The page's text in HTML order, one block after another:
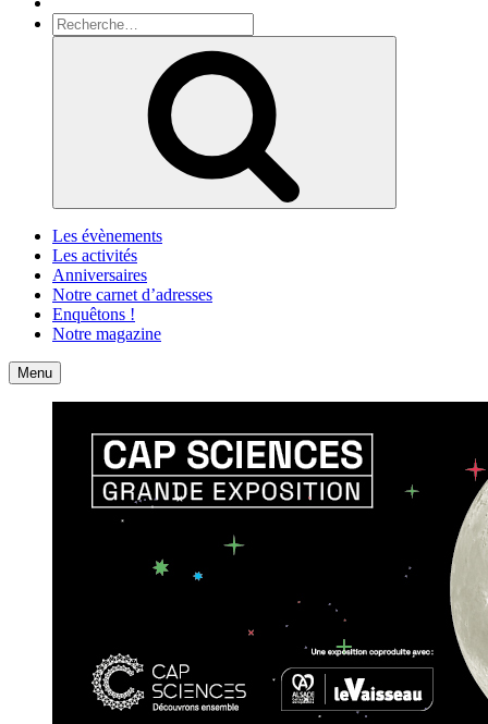
Recherche
pour
Les évènements
Les activités
Anniversaires
Notre carnet d’adresses
Enquêtons !
Notre magazine
Accueil
Menu Contact